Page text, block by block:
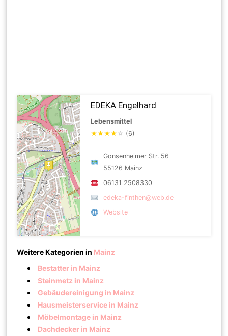
EDEKA Engelhard
Lebensmittel
★★★★ ☆ (6)
Gonsenheimer Str. 56
55126 Mainz
06131 2508330
edeka-finthen@web.de
Website
Weitere Kategorien in Mainz
Bestatter in Mainz
Steinmetz in Mainz
Gebäudereinigung in Mainz
Hausmeisterservice in Mainz
Möbelmontage in Mainz
Dachdecker in Mainz